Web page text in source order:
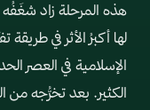
هذه المرحلة زاد شغَفُه
لها أكبرُ الأثر في
الإسلامية في العصر
الكثير. بعد تخرُّجه من